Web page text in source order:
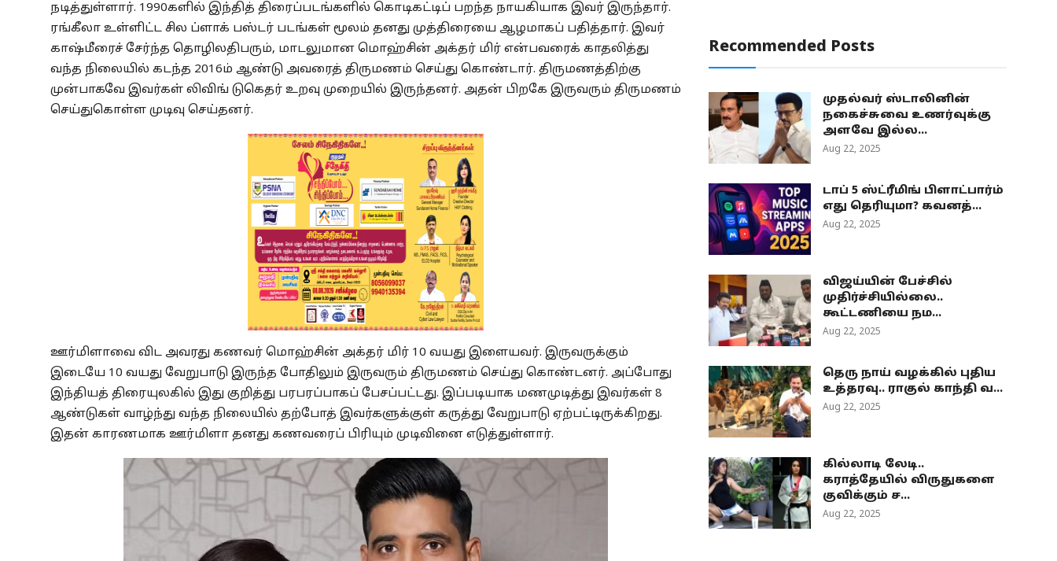
நடித்துள்ளார். 1990களில் இந்தித் திரைப்படங்களில் கொடிகட்டிப் பறந்த நாயகியாக இவர் இருந்தார்.
ரங்கீலா உள்ளிட்ட சில ப்ளாக் பஸ்டர் படங்கள் மூலம் தனது முத்திரையை ஆழமாகப் பதித்தார். இவர்
காஷ்மீரைச் சேர்ந்த தொழிலதிபரும், மாடலுமான மொஹ்சின் அக்தர் மிர் என்பவரைக் காதலித்து
வந்த நிலையில் கடந்த 2016ம் ஆண்டு அவரைத் திருமணம் செய்து கொண்டார். திருமணத்திற்கு
முன்பாகவே இவர்கள் லிவிங் டுகெதர் உறவு முறையில் இருந்தனர். அதன் பிறகே இருவரும் திருமணம்
செய்துகொள்ள முடிவு செய்தனர்.
ஊர்மிளாவை விட அவரது கணவர் மொஹ்சின் அக்தர் மிர் 10 வயது இளையவர். இருவருக்கும்
இடையே 10 வயது வேறுபாடு இருந்த போதிலும் இருவரும் திருமணம் செய்து கொண்டனர். அப்போது
இந்தியத் திரையுலகில் இது குறித்து பரபரப்பாகப் பேசப்பட்டது. இப்படியாக மணமுடித்து இவர்கள் 8
ஆண்டுகள் வாழ்ந்து வந்த நிலையில் தற்போத் இவர்களுக்குள் கருத்து வேறுபாடு ஏற்பட்டிருக்கிறது.
இதன் காரணமாக ஊர்மிளா தனது கணவரைப் பிரியும் முடிவினை எடுத்துள்ளார்.
Recommended Posts
முதல்வர் ஸ்டாலினின்
நகைச்சுவை உணர்வுக்கு
அளவே இல்ல...
Aug 22, 2025
டாப் 5 ஸ்ட்ரீமிங் பிளாட்பார்ம்
எது தெரியுமா? கவனத்...
Aug 22, 2025
விஜய்யின் பேச்சில்
முதிர்ச்சியில்லை..
கூட்டணியை நம...
Aug 22, 2025
தெரு நாய் வழக்கில் புதிய
உத்தரவு.. ராகுல் காந்தி வ...
Aug 22, 2025
கில்லாடி லேடி..
கராத்தேயில் விருதுகளை
குவிக்கும் ச...
Aug 22, 2025